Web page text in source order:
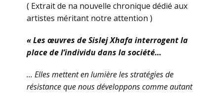
( Extrait de na nouvelle chronique dédié aux
artistes méritant notre attention )
« Les œuvres de Sislej Xhafa interrogent la
place de l’individu dans la société…
… Elles mettent en lumière les stratégies de
résistance que nous développons comme autant